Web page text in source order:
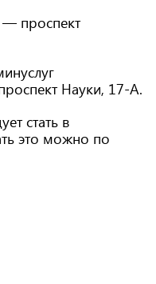
— проспект
Науки, 17-А.
стать в
это можно по